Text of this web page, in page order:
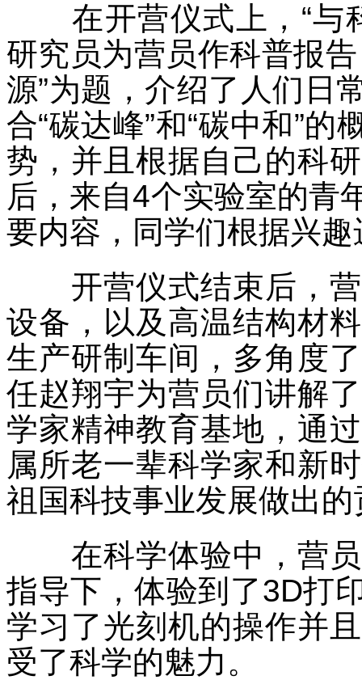
在开营仪式上，“与
研究员为营员作科普报
源”为题，介绍了人们日
合“碳达峰”和“碳中和”
势，并且根据自己的科
后，来自4个实验室的青
要内容，同学们根据兴
开营仪式结束后，
设备，以及高温结构材
生产研制车间，多角度
任赵翔宇为营员们讲解
学家精神教育基地，通
属所老一辈科学家和新
祖国科技事业发展做出的
在科学体验中，营
指导下，体验到了3D打
学习了光刻机的操作并
受了科学的魅力。